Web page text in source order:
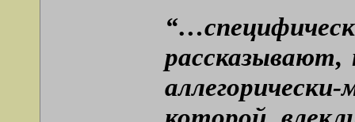
рассказывают,